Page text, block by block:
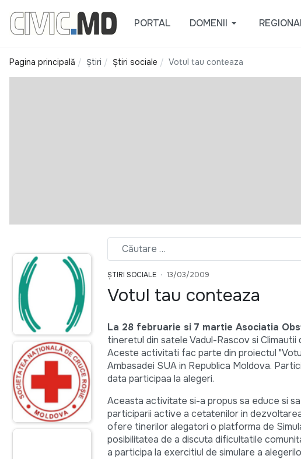
PORTAL DOMENII
Pagina principală Știri Știri sociale Votul tau conteaza
ȘTIRI SOCIALE 13/03/2009
Votul tau conteaza
La 28 februarie si 7 martie Asociatia
tineretul din satele Vadul-Rascov si
Aceste activitati fac parte din proiectul
Ambasadei SUA in Republica Moldova.
data participaa la alegeri.
Aceasta activitate si-a propus sa educe si
participarii active a cetatenilor in
ofere tinerilor alegatori o platforma de
posibilitatea de a discuta dificultatile
a participa la exercitiul de simulare a